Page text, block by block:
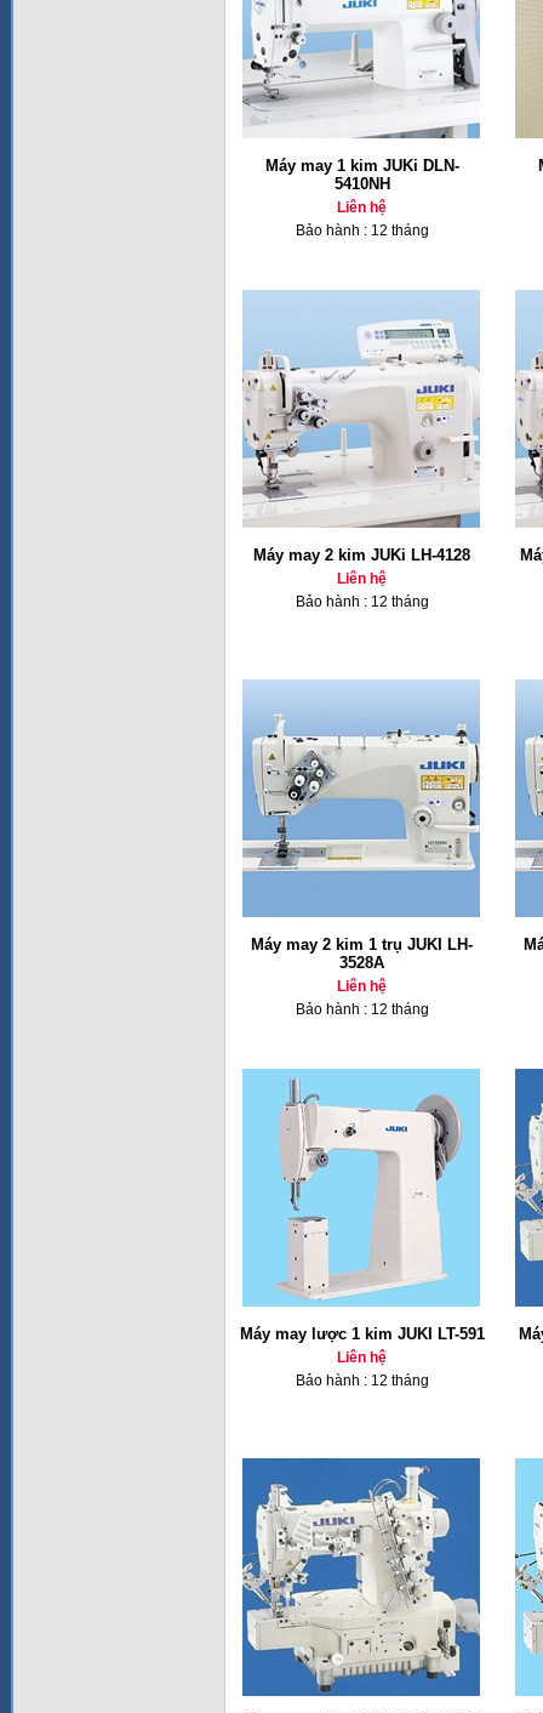
Máy may 1 kim JUKi DLN-
5410NH
Liên hệ
Bảo hành : 12 tháng
Máy may 2 kim JUKi LH-4128
Liên hệ
Bảo hành : 12 tháng
Máy may 2 kim 1 trụ JUKI LH-
3528A
Liên hệ
Bảo hành : 12 tháng
Máy may lược 1 kim JUKI LT-591
Liên hệ
Bảo hành : 12 tháng